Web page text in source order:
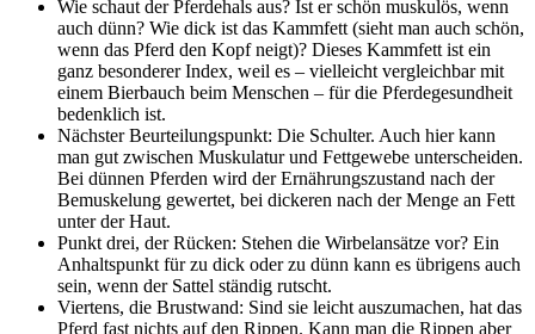
Wie schaut der Pferdehals aus? Ist er schön muskulös, wenn
auch dünn? Wie dick ist das Kammfett (sieht man auch schön,
wenn das Pferd den Kopf neigt)? Dieses Kammfett ist ein
ganz besonderer Index, weil es – vielleicht vergleichbar mit
einem Bierbauch beim Menschen – für die Pferdegesundheit
bedenklich ist.
Nächster Beurteilungspunkt: Die Schulter. Auch hier kann
man gut zwischen Muskulatur und Fettgewebe unterscheiden.
Bei dünnen Pferden wird der Ernährungszustand nach der
Bemuskelung gewertet, bei dickeren nach der Menge an Fett
unter der Haut.
Punkt drei, der Rücken: Stehen die Wirbelansätze vor? Ein
Anhaltspunkt für zu dick oder zu dünn kann es übrigens auch
sein, wenn der Sattel ständig rutscht.
Viertens, die Brustwand: Sind sie leicht auszumachen, hat das
Pferd fast nichts auf den Rippen. Kann man die Rippen aber